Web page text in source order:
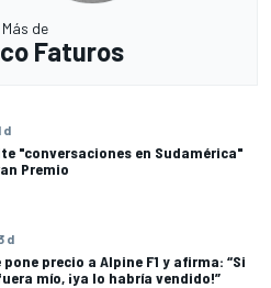
Más de
Faturos
d
"conversaciones en Sudamérica"
Premio
d
precio a Alpine F1 y afirma: “Si
mío, ¡ya lo habría vendido!”